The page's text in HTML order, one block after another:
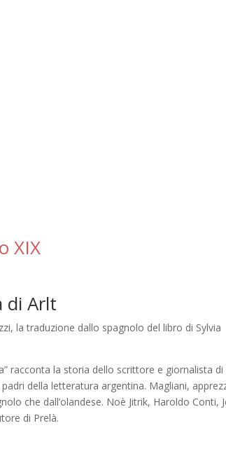
XIX
di Arlt
la traduzione dallo spagnolo del libro di Sylvia
racconta la storia dello scrittore e giornalista di
della letteratura argentina. Magliani,
che dall’olandese. Noè Jitrik, Haroldo Conti,
di Prelà.